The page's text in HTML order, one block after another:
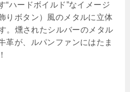
“ハードボイルド”なイメージ
りボタン）風のメタルに立体
。燻されたシルバーのメタル
革が、ルパンファンにはたま